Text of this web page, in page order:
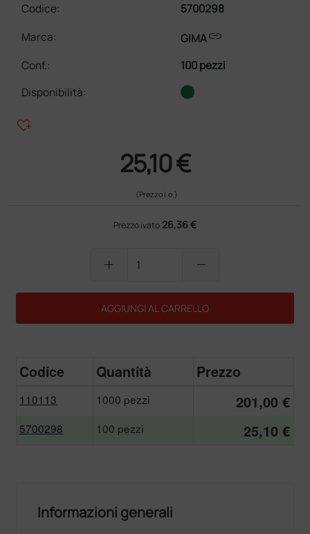
Codice:
5700298
Marca:
GIMAlink
Conf.:
100 pezzi
Disponibilità:
heart_plus
25,10 €
(Prezzo i.e.)
Prezzo ivato 26,36 €
add remove
AGGIUNGI AL CARRELLO
Codice Quantità Prezzo
110113 1000 pezzi 201,00 €
5700298 100 pezzi 25,10 €
Informazioni generali